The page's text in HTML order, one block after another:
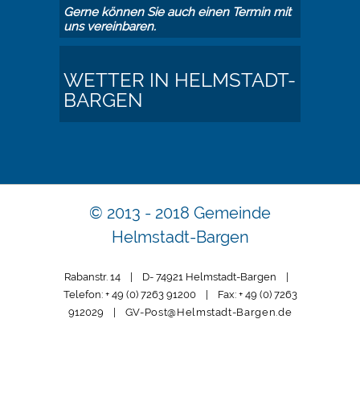
Gerne können Sie auch einen Termin mit
uns vereinbaren.
WETTER IN HELMSTADT-
BARGEN
© 2013 - 2018 Gemeinde
Helmstadt-Bargen
Rabanstr. 14 | D- 74921 Helmstadt-Bargen |
Telefon: + 49 (0) 7263 91200 | Fax: + 49 (0) 7263
912029 | GV-Post@Helmstadt-Bargen.de